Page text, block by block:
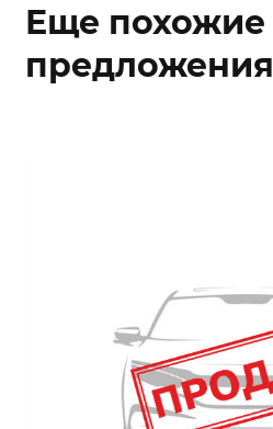
Еще похожие
предложения